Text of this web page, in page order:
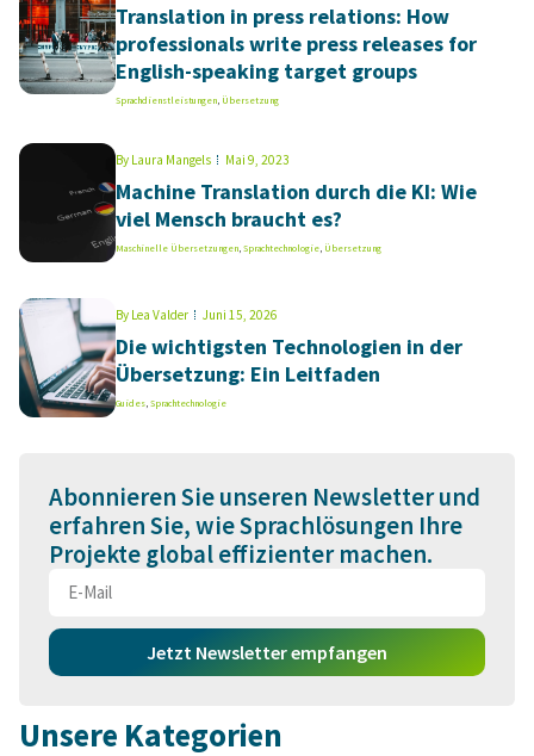
Translation in press relations: How
professionals write press releases for
English-speaking target groups
Sprachdienstleistungen, Übersetzung
ByLaura Mangels Mai 9, 2023
Machine Translation durch die KI: Wie
viel Mensch braucht es?
Maschinelle Übersetzungen, Sprachtechnologie, Übersetzung
ByLea Valder Juni 15, 2026
Die wichtigsten Technologien in der
Übersetzung: Ein Leitfaden
Guides, Sprachtechnologie
Abonnieren Sie unseren Newsletter und
erfahren Sie, wie Sprachlösungen Ihre
Projekte global effizienter machen.
Jetzt Newsletter empfangen
Unsere Kategorien